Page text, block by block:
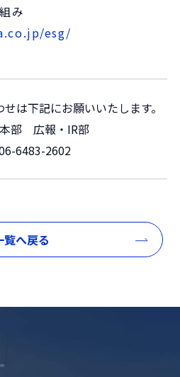
み
esg/
は下記にお願いいたします。
部 広報・IR部
6483-2602
覧へ戻る